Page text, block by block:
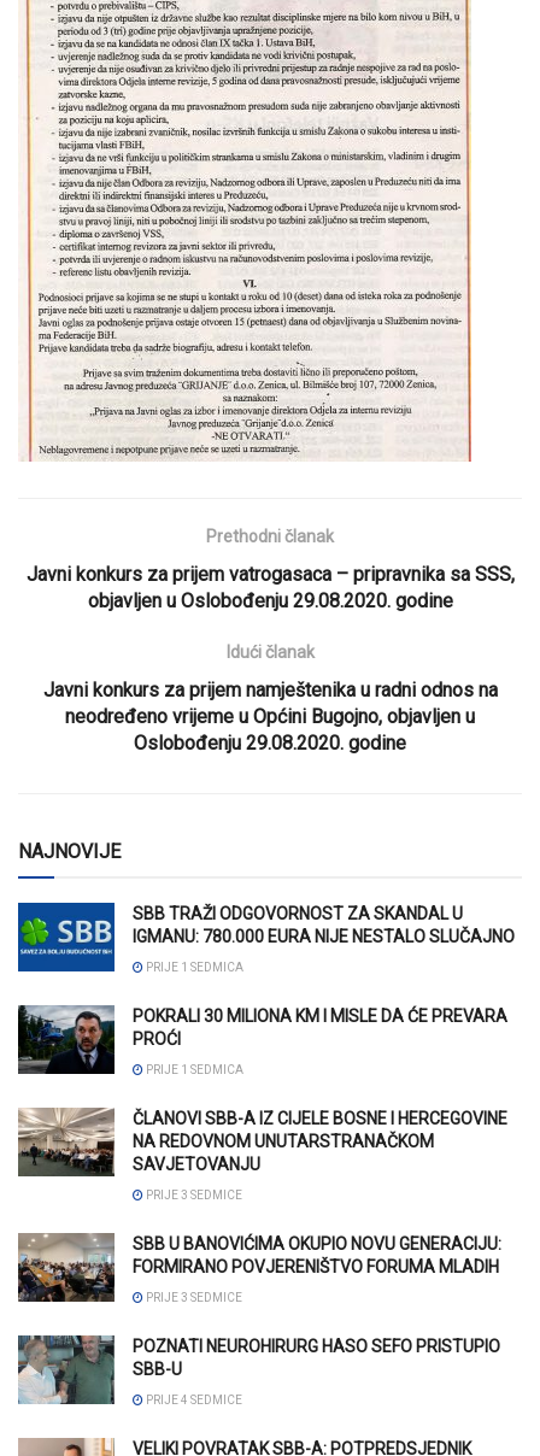
Prethodni članak
Javni konkurs za prijem vatrogasaca – pripravnika sa SSS,
objavljen u Oslobođenju 29.08.2020. godine
Idući članak
Javni konkurs za prijem namještenika u radni odnos na
neodređeno vrijeme u Općini Bugojno, objavljen u
Oslobođenju 29.08.2020. godine
NAJNOVIJE
SBB TRAŽI ODGOVORNOST ZA SKANDAL U
IGMANU: 780.000 EURA NIJE NESTALO SLUČAJNO
PRIJE 1 SEDMICA
POKRALI 30 MILIONA KM I MISLE DA ĆE PREVARA
PROĆI
PRIJE 1 SEDMICA
ČLANOVI SBB-A IZ CIJELE BOSNE I HERCEGOVINE
NA REDOVNOM UNUTARSTRANAČKOM
SAVJETOVANJU
PRIJE 3 SEDMICE
SBB U BANOVIĆIMA OKUPIO NOVU GENERACIJU:
FORMIRANO POVJERENIŠTVO FORUMA MLADIH
PRIJE 3 SEDMICE
POZNATI NEUROHIRURG HASO SEFO PRISTUPIO
SBB-U
PRIJE 4 SEDMICE
VELIKI POVRATAK SBB-A: POTPREDSJEDNIK